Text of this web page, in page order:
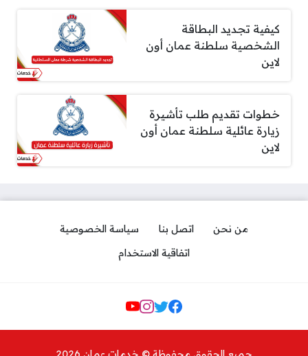
كيفية تجديد البطاقة
الشخصية سلطنة عمان أون
لاين
خطوات تقديم طلب تأشيرة
زيارة عائلية سلطنة عمان أون
لاين
من نحن اتصل بنا
سياسة الخصوصية
اتفاقية الاستخدام
Social Links